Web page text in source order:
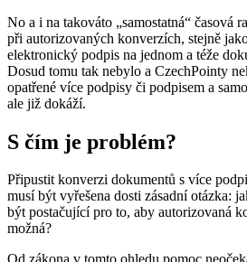
No a i na takováto „samostatná“ časová
při autorizovaných konverzích, stejně
elektronický podpis na jednom a téže
Dosud tomu tak nebylo a CzechPointy
opatřené více podpisy či podpisem a
ale již dokáží.
S čím je problém?
Připustit konverzi dokumentů s více
musí být vyřešena dosti zásadní otázka:
být postačující pro to, aby autorizovaná
možná?